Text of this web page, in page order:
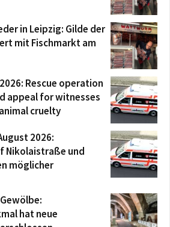
in Leipzig: Gilde der
mit Fischmarkt am
Rescue operation
appeal for witnesses
cruelty
2026:
Nikolaistraße und
möglicher
hat neue